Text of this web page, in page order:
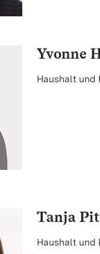
Yvonne
Haushalt und
Tanja
Haushalt und